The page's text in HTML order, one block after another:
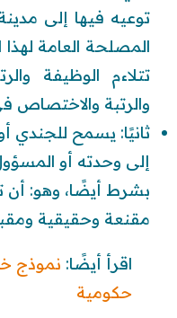
توعيه فيها إلى
المصلحة العامة
تتلاءم الوظيفة
والرتبة والاختصاص
ثانيًا: يسمح للجندي
إلى وحدته أو المسؤول
بشرط أيضًا، وهو: أن
مقنعة وحقيقية
اقرأ أيضًا: نموذج
حكومية